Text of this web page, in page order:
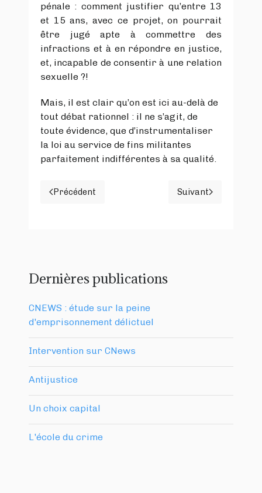
pénale : comment justifier qu’entre 13
et 15 ans, avec ce projet, on pourrait
être jugé apte à commettre des
infractions et à en répondre en justice,
et, incapable de consentir à une relation
sexuelle ?!
Mais, il est clair qu’on est ici au-delà de
tout débat rationnel : il ne s’agit, de
toute évidence, que d’instrumentaliser
la loi au service de fins militantes
parfaitement indifférentes à sa qualité.
Article précédent : LE LAXISME EST EN
Précédent
Article suivant :
Suivant
Dernières publications
CNEWS : étude sur la peine
d'emprisonnement délictuel
Intervention sur CNews
Antijustice
Un choix capital
L'école du crime